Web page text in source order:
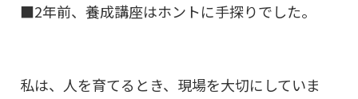
■2年前、養成講座はホントに手探りでした。
私は、人を育てるとき、現場を大切にしていま